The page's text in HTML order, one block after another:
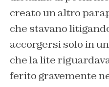
creato un altro
che stavano
accorgersi solo in
che la lite
ferito gravemente